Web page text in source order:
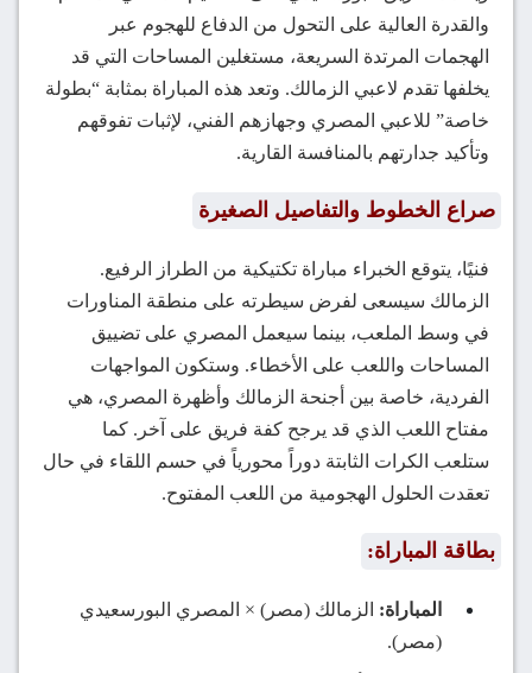
والقدرة العالية على التحول من الدفاع للهجوم عبر
الهجمات المرتدة السريعة، مستغلين المساحات التي قد
يخلفها تقدم لاعبي الزمالك. وتعد هذه المباراة بمثابة “بطولة
خاصة” للاعبي المصري وجهازهم الفني، لإثبات تفوقهم
وتأكيد جدارتهم بالمنافسة القارية.
صراع الخطوط والتفاصيل الصغيرة
فنيًا، يتوقع الخبراء مباراة تكتيكية من الطراز الرفيع.
الزمالك سيسعى لفرض سيطرته على منطقة المناورات
في وسط الملعب، بينما سيعمل المصري على تضييق
المساحات واللعب على الأخطاء. وستكون المواجهات
الفردية، خاصة بين أجنحة الزمالك وأظهرة المصري، هي
مفتاح اللعب الذي قد يرجح كفة فريق على آخر. كما
ستلعب الكرات الثابتة دوراً محورياً في حسم اللقاء في حال
تعقدت الحلول الهجومية من اللعب المفتوح.
بطاقة المباراة:
المباراة: الزمالك (مصر) × المصري البورسعيدي
(مصر).